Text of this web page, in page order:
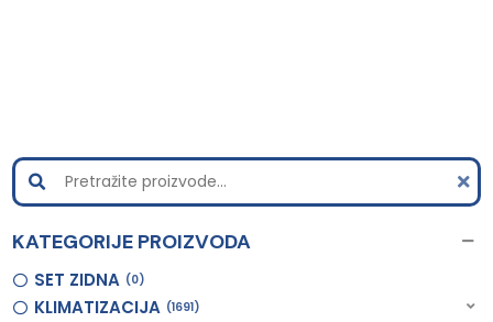
KATEGORIJE PROIZVODA
SET ZIDNA 0
KLIMATIZACIJA 1691